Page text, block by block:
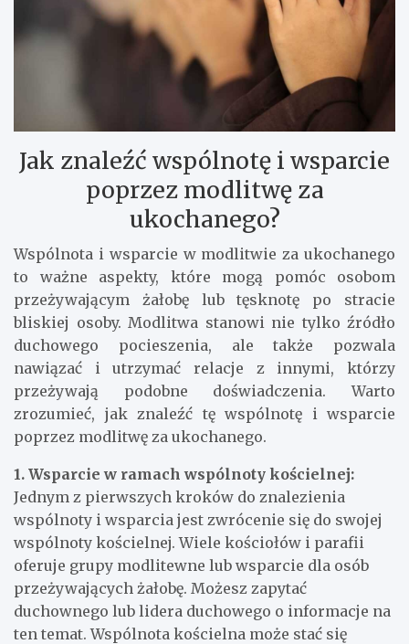
Jak znaleźć wspólnotę i wsparcie
poprzez modlitwę za
ukochanego?
Wspólnota i wsparcie w modlitwie za ukochanego
to ważne aspekty, które mogą pomóc osobom
przeżywającym żałobę lub tęsknotę po stracie
bliskiej osoby. Modlitwa stanowi nie tylko źródło
duchowego pocieszenia, ale także pozwala
nawiązać i utrzymać relacje z innymi, którzy
przeżywają podobne doświadczenia. Warto
zrozumieć, jak znaleźć tę wspólnotę i wsparcie
poprzez modlitwę za ukochanego.
1. Wsparcie w ramach wspólnoty kościelnej:
Jednym z pierwszych kroków do znalezienia
wspólnoty i wsparcia jest zwrócenie się do swojej
wspólnoty kościelnej. Wiele kościołów i parafii
oferuje grupy modlitewne lub wsparcie dla osób
przeżywających żałobę. Możesz zapytać
duchownego lub lidera duchowego o informacje na
ten temat. Wspólnota kościelna może stać się